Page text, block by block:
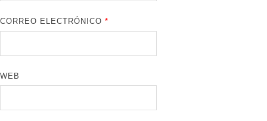
CORREO ELECTRÓNICO*
WEB